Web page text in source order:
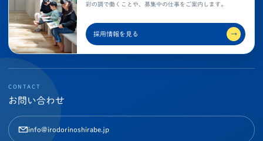
彩の調で働くことや、募集中の仕事をご案内します。
採用情報を見る →
CONTACT
お問い合わせ
info@irodorinoshirabe.jp